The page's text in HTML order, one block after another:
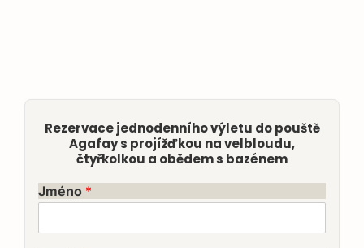
Rezervace jednodenního výletu do pouště
Agafay s projížďkou na velbloudu,
čtyřkolkou a obědem s bazénem
Jméno *